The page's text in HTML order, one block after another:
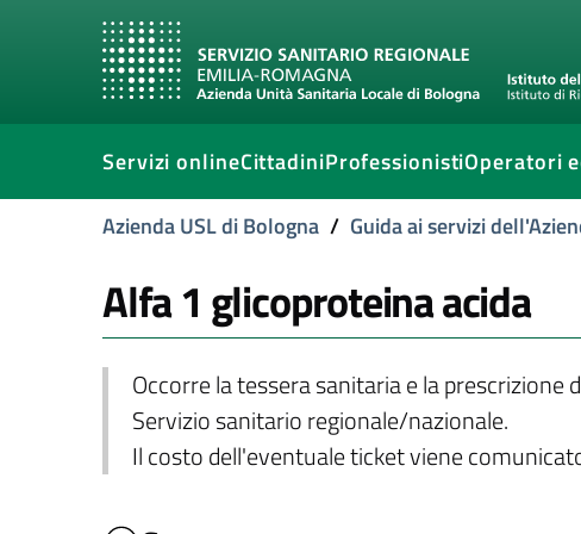
Servizi onlineCittadiniProfessionistiOperatori
Azienda USL di Bologna / Guida ai servizi
Alfa 1 glicoproteina acida
Occorre la tessera sanitaria e la prescrizione
Servizio sanitario regionale/nazionale.
Il costo dell'eventuale ticket viene